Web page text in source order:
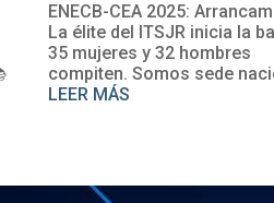
ENECB-CEA 2025: Arrancamos
La élite del ITSJR inicia la batalla.
35 mujeres y 32 hombres
compiten. Somos sede nacional
LEER MÁS